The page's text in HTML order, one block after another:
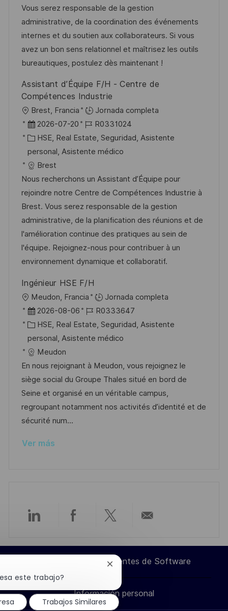
ó
n
e
p
u
b
l
c
i
n
p
l
e
o
o
r
í
a
Vous serez responsable de la gestion
administrative, de la coordination des événements
internes et du soutien aux collaborateurs. Si vous
avez un bon sens relationnel et maîtrisez les outils
bureautiques, postulez dès maintenant !
Assistant d’Équipe F/H - Centre de
Compétences Industrie
U
b
a
c
i
ó
n
Brest, Francia
Jornada completa
F
e
c
h
a
d
e
p
u
b
l
c
a
c
i
ó
n
2026-07-20
I
D
d
e
m
p
e
o
R0331024
C
a
t
e
g
o
r
í
a
HSE, Real Estate, Seguridad, Asistente
personal, Asistente médico
Brest
Nous recherchons un Assistant d’Équipe pour
rejoindre notre Centre de Compétences Industrie à
Brest. Vous serez responsable de la gestion
administrative, de la planification des réunions et de
l'amélioration continue des pratiques au sein de
l'équipe. Rejoignez-nous pour contribuer à un
environnement dynamique et collaboratif.
Ingénieur HSE F/H
U
b
a
c
i
ó
n
Meudon, Francia
Jornada completa
F
e
c
h
a
d
e
p
u
l
n
2026-08-06
I
D
d
e
m
p
l
R0333647
C
a
t
e
g
o
r
í
HSE, Real Estate, Seguridad, Asistente
personal, Asistente médico
Meudon
En nous rejoignant à Meudon, vous rejoignez le
siège social du Groupe Thales situé en bord de
Seine et organisé en un véritable campus,
regroupant notamment nos activités d’identité et de
sécurité num...
Ver más
Compartir
a
través
de
Compartir
a
de
Compartir
a
través
de
por
correo
electrónico
Ingeniero de Componentes de Software
Información personal
este trabajo?
Cerrar
notificación
de
chatbot
Trabajos Similares